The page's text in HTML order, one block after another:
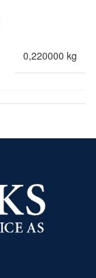
0,220000 kg